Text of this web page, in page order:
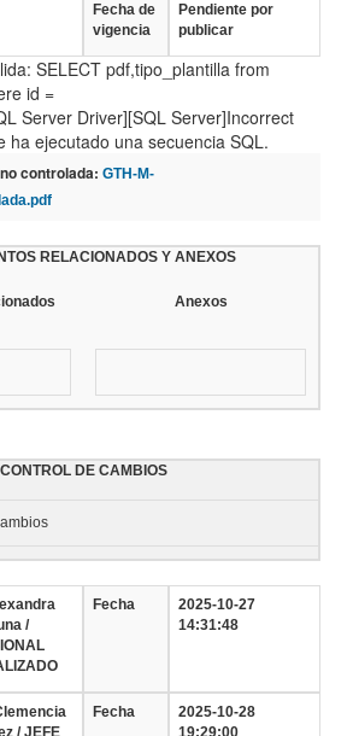
Fecha de
vigencia
Pendiente por
publicar
SELECT pdf,tipo_plantilla from
id =
Server Driver][SQL Server]Incorrect
ha ejecutado una secuencia SQL.
controlada: GTH-M-
RELACIONADOS Y ANEXOS
Anexos
CONTROL DE CAMBIOS
/
Fecha
2025-10-27
14:31:48
/ JEFE
Fecha
2025-10-28
19:29:00